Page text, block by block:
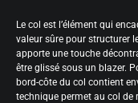
Le col est l’élément qui
valeur sûre pour structurer
apporte une touche
être glissé sous un blazer.
bord-côte du col contient
technique permet au col de